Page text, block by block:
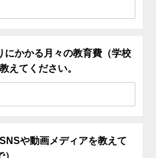
にかかる月々の教育費（学校
えてください。
や動画メディアを教えて